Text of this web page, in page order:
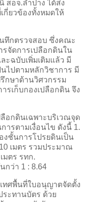
สอจ.ลำปาง ได้ส่ง
กี่ยวข้องทั้งหมดให้
ทึกตรวจสอบ ซึ่งคณะ
จัดการเปลือกดินใน
ะฉบับเพิ่มเติมแล้ว มี
ไปตามหลักวิชาการ มี
กษาด้านวิศวกรรม
ก็บกองเปลือกดิน จึง
อกดินเฉพาะบริเวณจุด
ารตามเงื่อนไข ดังนี้ 1.
งชั้นการโปรยดินเป็น
เมตร รวมประมาณ
เมตร รทก.
กว่า 1 : 8.64
ทศพื้นที่ใบอนุญาตจัดตั้ง
ะทานบัตร ด้วย